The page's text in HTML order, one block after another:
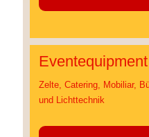
Eventequipment
Zelte, Catering, Mobiliar,
und Lichttechnik